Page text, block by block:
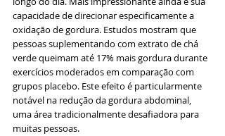
capacidade de direcionar especificamente a
oxidação de gordura. Estudos mostram que
pessoas suplementando com extrato de chá
verde queimam até 17% mais gordura durante
exercícios moderados em comparação com
grupos placebo. Este efeito é particularmente
notável na redução da gordura abdominal,
uma área tradicionalmente desafiadora para
muitas pessoas.